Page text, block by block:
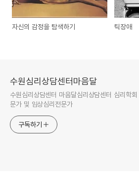
자신의 감정을 탐색하기 틱장애
수원심리상담센터마음달
수원심리상담센터 마음달심리상담센터 심리학
문가 및 임상심리전문가
구독하기